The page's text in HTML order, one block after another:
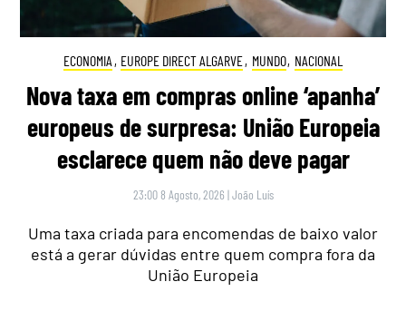
ECONOMIA , EUROPE DIRECT ALGARVE, MUNDO, NACIONAL
Nova taxa em compras online ‘apanha’
europeus de surpresa: União Europeia
esclarece quem não deve pagar
23:00 8 Agosto, 2026 |João Luís
Uma taxa criada para encomendas de baixo valor
está a gerar dúvidas entre quem compra fora da
União Europeia